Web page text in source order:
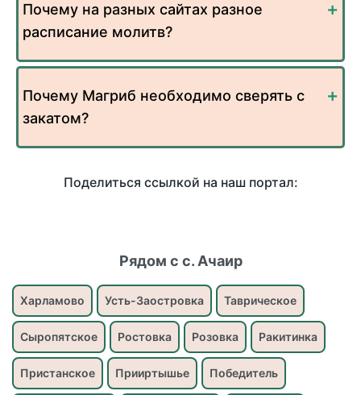
Почему на разных сайтах разное
расписание молитв?
Почему Магриб необходимо сверять с
закатом?
Поделиться ссылкой на наш портал:
Рядом с с. Ачаир
Харламово Усть-Заостровка Таврическое
Сыропятское Ростовка Розовка Ракитинка
Пристанское Прииртышье Победитель